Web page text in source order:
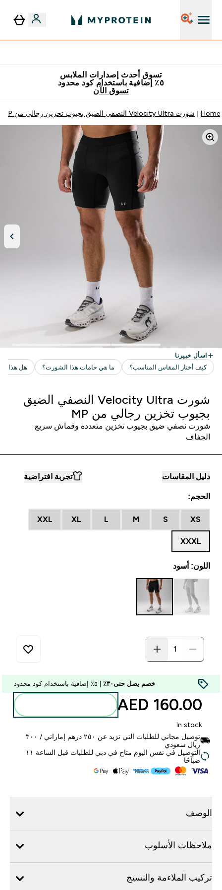
تسوق أحدث إصدارات الملابس
٥٪ إضافية باستخدام كود محدود
تسوق الآن
Home شورت Velocity Ultra النصفي الضيق بجيوب تخزين رجالي من MP - أسود
شورت Velocity Ultra النصفي الضيق
بجيوب تخزين رجالي من MP
شورت نصفي ضيق بجيوب تخزين متعددة وقماش سريع
الجفاف
دليل المقاسات تجربة افتراضية
الحجم:
XS
S
M
L
XL
XXL
XXXL
اللون: أسود
خصم يصل حتى٣٠٪
160.00 AED‎
In stock
توصيل مجاني للطلبات التي تزيد عن ٢٥٠ درهم إماراتي / ٣٠٠
ريال سعودي
التوصيل في نفس اليوم متاح في دبي للطلبات قبل الساعة ١١
صباحًا
الوصف
ملاحظات الأسلوب
تركيب الملاءمة والنسيج